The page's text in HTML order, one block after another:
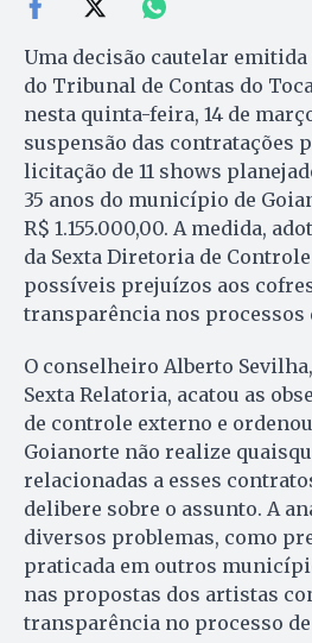
Uma decisão cautelar
do Tribunal de Contas do
nesta quinta-feira, 14 de
suspensão das contratações
licitação de 11 shows
35 anos do município de
R$ 1.155.000,00. A medida,
da Sexta Diretoria de
possíveis prejuízos aos
transparência nos processos
O conselheiro Alberto
Sexta Relatoria, acatou as
de controle externo e
Goianorte não realize
relacionadas a esses
delibere sobre o assunto. A
diversos problemas, como
praticada em outros
nas propostas dos artistas
transparência no processo de